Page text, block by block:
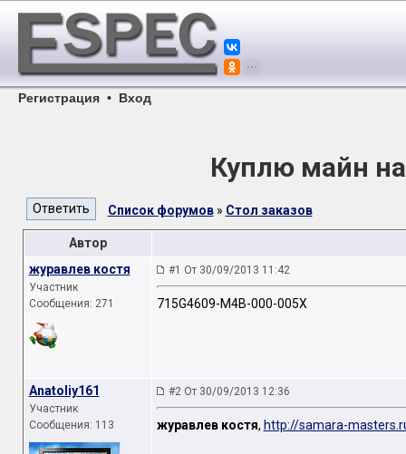
Регистрация • Вход
Куплю майн на
Список форумов» Стол заказов
Автор
журавлев костя
Участник
Сообщения: 271
#1 От 30/09/2013 11:42
715G4609-M4B-000-005X
Anatoliy161
Участник
Сообщения: 113
#2 От 30/09/2013 12:36
журавлев костя, http://samara-